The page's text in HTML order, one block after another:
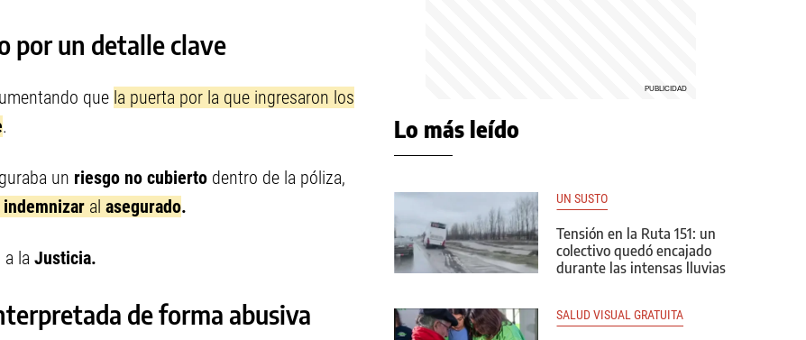
por un detalle clave
que la puerta por la que ingresaron los
.
un riesgo no cubierto dentro de la póliza,
indemnizar al asegurado.
a la Justicia.
de forma abusiva
Lo más leído
UN SUSTO
Tensión en la Ruta 151: un
colectivo quedó encajado
durante las intensas lluvias
SALUD VISUAL GRATUITA